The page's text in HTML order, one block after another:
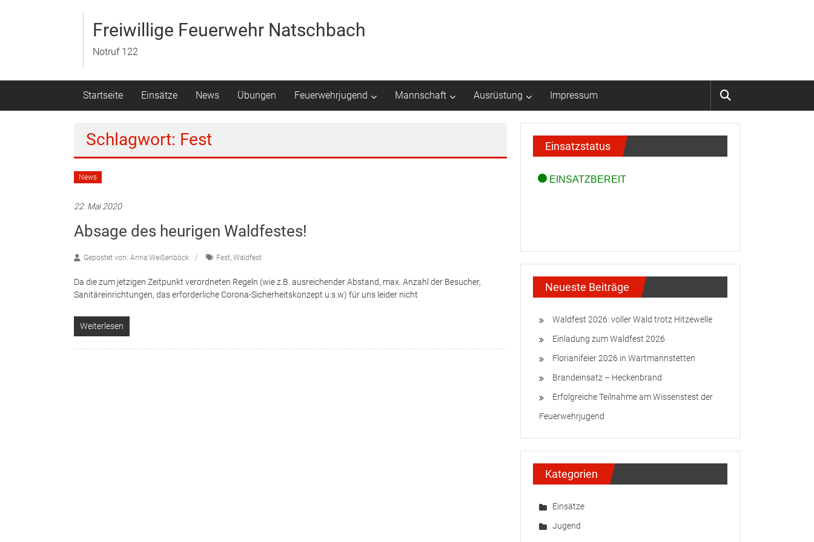
Freiwillige Feuerwehr Natschbach
Notruf 122
Startseite Einsätze News Übungen Feuerwehrjugend Mannschaft Ausrüstung Impressum
Schlagwort: Fest
News
22. Mai 2020
Absage des heurigen Waldfestes!
Gepostet von: Anna Weißenböck Fest, Waldfest
Da die zum jetzigen Zeitpunkt verordneten Regeln (wie z.B. ausreichender Abstand, max. Anzahl der Besucher,
Sanitäreinrichtungen, das erforderliche Corona-Sicherheitskonzept u.s.w) für uns leider nicht
Weiterlesen
Einsatzstatus
Neueste Beiträge
Waldfest 2026: voller Wald trotz Hitzewelle
Einladung zum Waldfest 2026
Florianifeier 2026 in Wartmannstetten
Brandeinsatz – Heckenbrand
Erfolgreiche Teilnahme am Wissenstest der
Feuerwehrjugend
Kategorien
Einsätze
Jugend